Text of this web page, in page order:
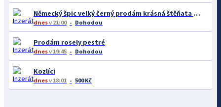
Německý špic velký černý prodám krásná štěňata s PP - rarita
dnesv 21:00 Dohodou
Prodám rosely pestré
dnesv 19:45 Dohodou
Kozlíci
dnesv 18:01 500 Kč